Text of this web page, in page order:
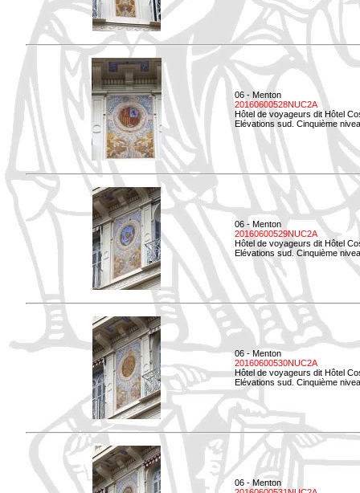
06 - Menton
20160600528NUC2A
Hôtel de voyageurs dit Hôtel
Elévations sud. Cinquième
06 - Menton
20160600529NUC2A
Hôtel de voyageurs dit Hôtel
Elévations sud. Cinquième
06 - Menton
20160600530NUC2A
Hôtel de voyageurs dit Hôtel
Elévations sud. Cinquième
06 - Menton